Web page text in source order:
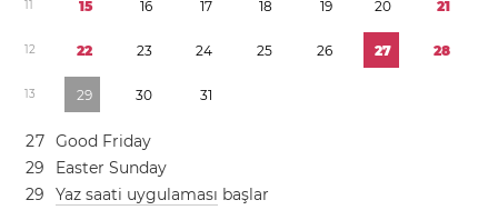
11 15 16 17 18 19 20 21
12 22 23 24 25 26 27 28
13 29 30 31
27 Good Friday
29
Easter Sunday
29 Yaz saati uygulaması başlar